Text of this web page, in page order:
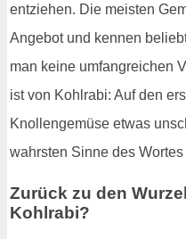
entziehen. Die meisten
Angebot und kennen
man keine umfangreichen
ist von Kohlrabi: Auf den
Knollengemüse etwas
wahrsten Sinne des Wortes
Zurück zu den
Kohlrabi?